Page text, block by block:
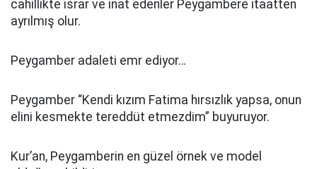
cahillikte ısrar ve inat edenler Peygambere itaatten
ayrılmış olur.
Peygamber adaleti emr ediyor…
Peygamber “Kendi kızım Fatima hırsızlık yapsa, onun
elini kesmekte tereddüt etmezdim” buyuruyor.
Kur’an, Peygamberin en güzel örnek ve model